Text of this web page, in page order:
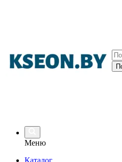
Меню
Каталог